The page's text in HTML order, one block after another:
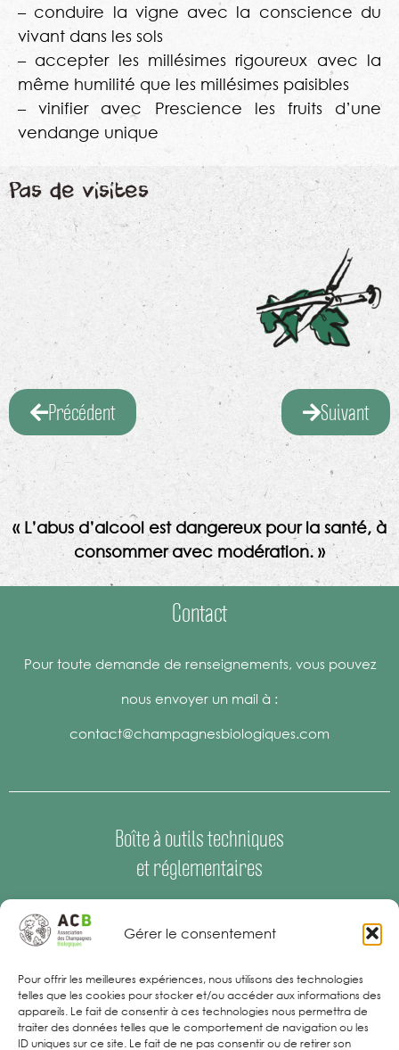
Gérer le consentement
Pour offrir les meilleures expériences, nous utilisons des technologies
telles que les cookies pour stocker et/ou accéder aux informations des
appareils. Le fait de consentir à ces technologies nous permettra de
traiter des données telles que le comportement de navigation ou les
ID uniques sur ce site. Le fait de ne pas consentir ou de retirer son
– conduire la vigne avec la conscience du
vivant dans les sols
– accepter les millésimes rigoureux avec la
même humilité que les millésimes paisibles
– vinifier avec Prescience les fruits d’une
vendange unique
Pas de visites
Précédent Suivant
« L’abus d’alcool est dangereux pour la santé, à
consommer avec modération. »
Contact
Pour toute demande de renseignements, vous pouvez
nous envoyer un mail à :
contact@champagnesbiologiques.com
Boîte à outils techniques
et réglementaires
Espace Presse